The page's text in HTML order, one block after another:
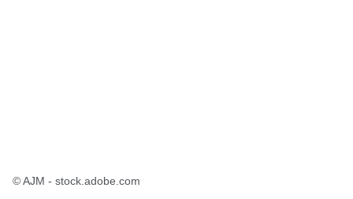
© AJM - stock.adobe.com